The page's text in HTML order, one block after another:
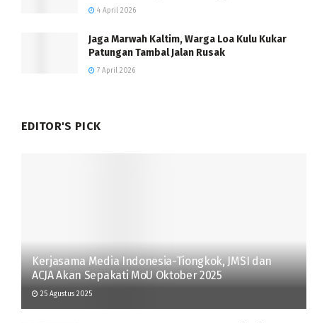
4 April 2026
Jaga Marwah Kaltim, Warga Loa Kulu Kukar
Patungan Tambal Jalan Rusak
7 April 2026
EDITOR'S PICK
Kerjasama Media Indonesia-Tiongkok, JMSI dan
ACJA Akan Sepakati MoU Oktober 2025
25 Agustus 2025